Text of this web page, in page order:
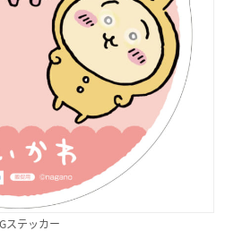
ステッカー